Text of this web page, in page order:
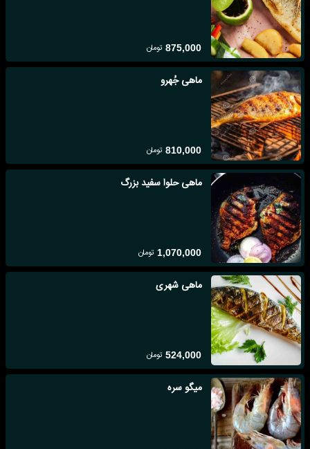
875,000 تومان
ماهی جُهرو
810,000 تومان
ماهی حلوا سفید بزرگ
1,070,000 تومان
ماهی شهری
524,000 تومان
میگو سره